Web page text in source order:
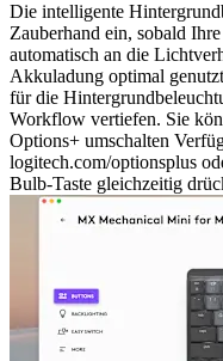
Die intelligente
Zauberhand ein, sobald
automatisch an die
Akkuladung optimal
für die
Workflow vertiefen. Sie
Options+ umschalten
logitech.com/optionsplus
Bulb-Taste gleichzeitig